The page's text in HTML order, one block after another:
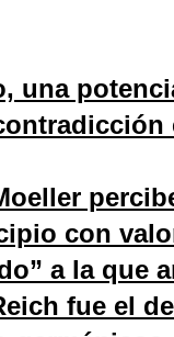
una
con
a la que
fue el